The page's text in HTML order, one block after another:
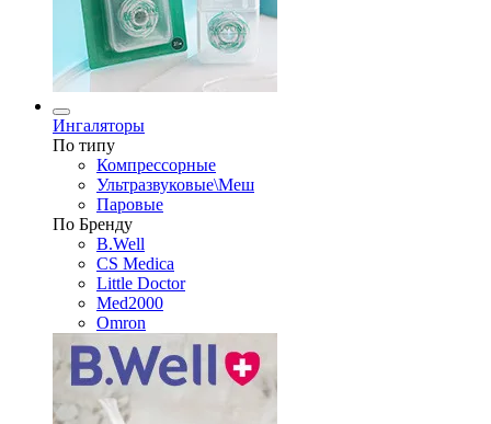
Ингаляторы
По типу
Компрессорные
Ультразвуковые\Меш
Паровые
По Бренду
B.Well
CS Medica
Little Doctor
Med2000
Omron